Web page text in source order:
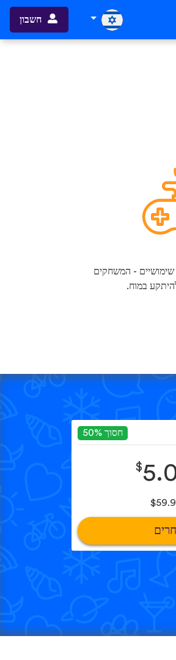
חשבון
שימושיים - המשחקים
במוח.
חסוך 50%
$